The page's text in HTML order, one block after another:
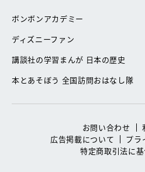
ボンボンアカデミー
ディズニーファン
講談社の学習まんが 日本の歴史
本とあそぼう 全国訪問おはなし隊
お問い合わせ
広告掲載について
プラ
特定商取引法に